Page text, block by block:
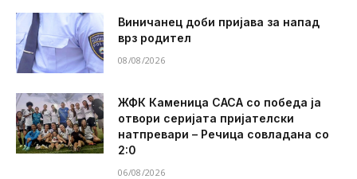
Виничанец доби пријава за напад
врз родител
08/08/2026
ЖФК Каменица САСА со победа ја
отвори серијата пријателски
натпревари – Речица совладана со
2:0
06/08/2026